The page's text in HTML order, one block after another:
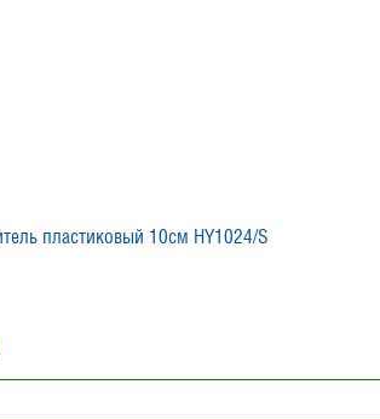
пластиковый 10см HY1024/S